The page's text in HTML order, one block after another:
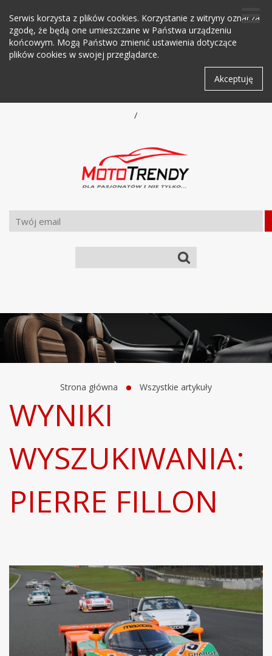
Serwis korzysta z plików cookies. Korzystanie z witryny oznacza
zgodę, że będą one umieszczane w Państwa urządzeniu
końcowym. Mogą Państwo zmienić ustawienia dotyczące
plików cookies w swojej przeglądarce.
Akceptuję
/
Strona główna Wszystkie artykuły
WYNIKI
WYSZUKIWANIA:
PIERRE FILLON